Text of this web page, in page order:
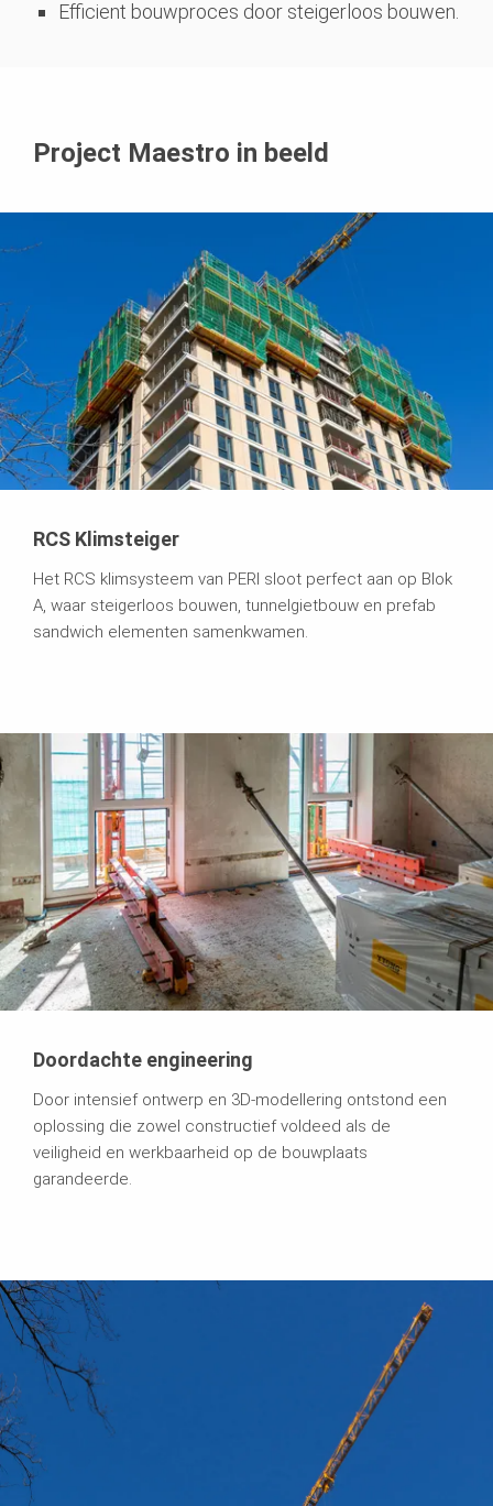
Efficient bouwproces door steigerloos bouwen.
Project Maestro in beeld
RCS Klimsteiger
Het RCS klimsysteem van PERI sloot perfect aan op Blok
A, waar steigerloos bouwen, tunnelgietbouw en prefab
sandwich elementen samenkwamen.
Doordachte engineering
Door intensief ontwerp en 3D-modellering ontstond een
oplossing die zowel constructief voldeed als de
veiligheid en werkbaarheid op de bouwplaats
garandeerde.